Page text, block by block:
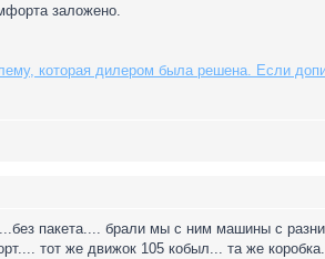
заложено.
которая дилером была решена. Если
пакета.... брали мы с ним машины с
тот же движок 105 кобыл... та же